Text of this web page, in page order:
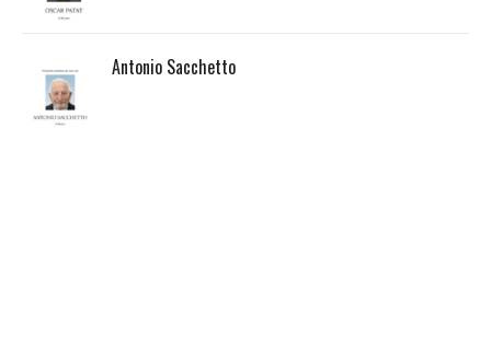
Antonio Sacchetto